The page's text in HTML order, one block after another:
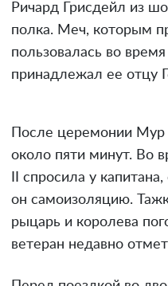
Ричард Грисдейл из
полка. Меч, которым
пользовалась во
принадлежал ее отцу
После церемонии
около пяти минут. Во
II спросила у
он самоизоляцию.
рыцарь и королева
ветеран недавно